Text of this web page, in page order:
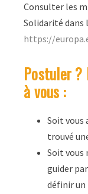
Consulter les
Solidarité dans
https://
Postuler ?
à vous :
Soit vous
trouvé
Soit vous
guider
définir un